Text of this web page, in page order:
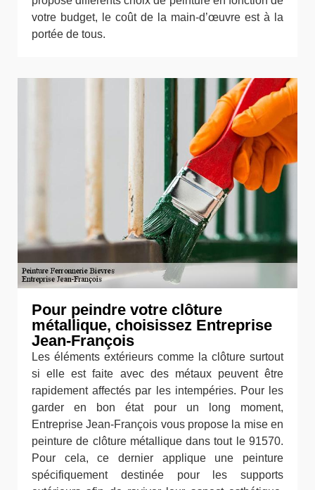
votre budget, le coût de la main-d’œuvre est à la
portée de tous.
Pour peindre votre clôture
métallique, choisissez Entreprise
Jean-François
Les éléments extérieurs comme la clôture surtout
si elle est faite avec des métaux peuvent être
rapidement affectés par les intempéries. Pour les
garder en bon état pour un long moment,
Entreprise Jean-François vous propose la mise en
peinture de clôture métallique dans tout le 91570.
Pour cela, ce dernier applique une peinture
spécifiquement destinée pour les supports